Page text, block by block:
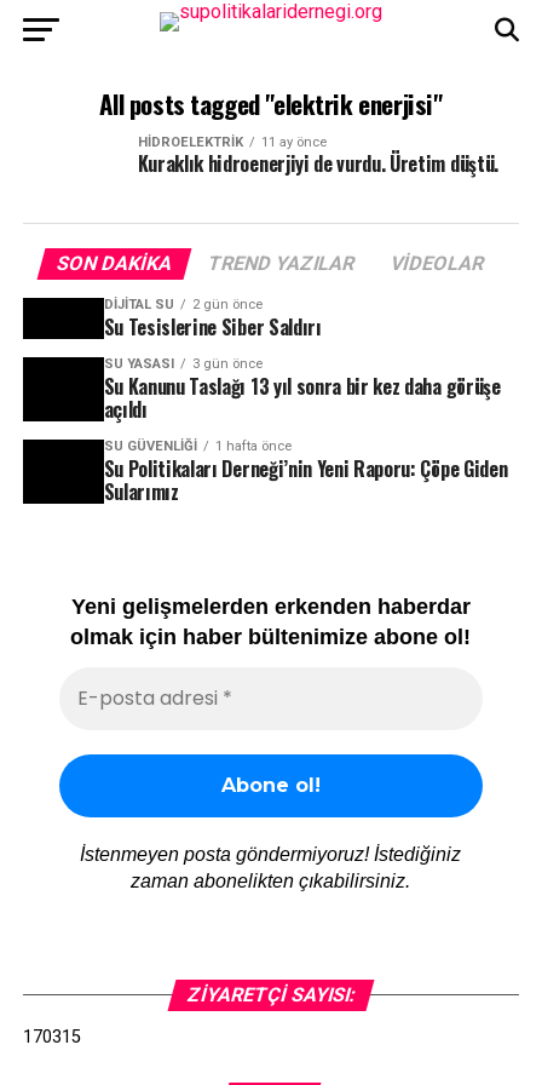
All posts tagged "elektrik enerjisi"
HIDROELEKTRIK 11 ay önce
Kuraklık hidroenerjiyi de vurdu. Üretim düştü.
SON DAKIKA TREND YAZILAR VIDEOLAR
DIJITAL SU 2 gün önce
Su Tesislerine Siber Saldırı
SU YASASI 3 gün önce
Su Kanunu Taslağı 13 yıl sonra bir kez daha görüşe
açıldı
SU GÜVENLIĞI 1 hafta önce
Su Politikaları Derneği’nin Yeni Raporu: Çöpe Giden
Sularımız
Yeni gelişmelerden erkenden haberdar
olmak için haber bültenimize abone ol!
İstenmeyen posta göndermiyoruz! İstediğiniz
zaman abonelikten çıkabilirsiniz.
ZIYARETÇI SAYISI:
170315